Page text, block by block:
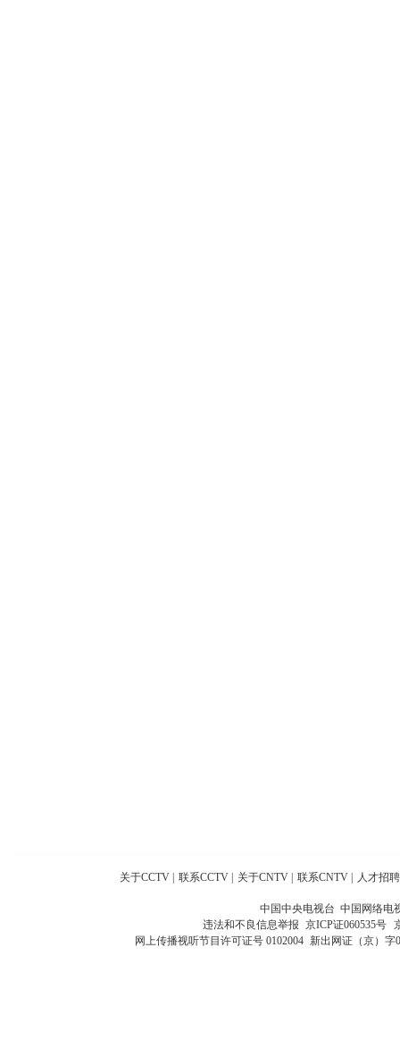
关于CCTV 联系CCTV 关于CNTV 联系CNTV 人才招聘
中国中央电视台 中国网络电
违法和不良信息举报 京ICP证060535号
网上传播视听节目许可证号 0102004 新出网证（京）